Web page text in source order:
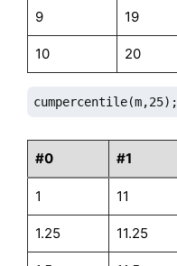
9 19
10 20
cumpercentile(m,25);
#0 #1
1 11
1.25 11.25